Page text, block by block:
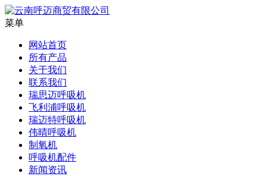
菜单
网站首页
所有产品
关于我们
联系我们
瑞思迈呼吸机
飞利浦呼吸机
瑞迈特呼吸机
伟晴呼吸机
制氧机
呼吸机配件
新闻资讯